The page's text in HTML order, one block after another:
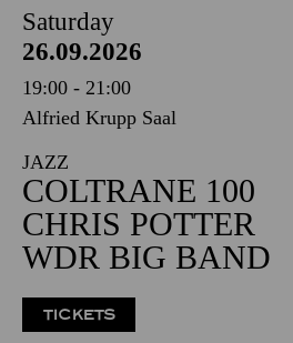
Saturday
26.09.2026
19:00 - 21:00
Alfried Krupp Saal
JAZZ
COLTRANE 100
CHRIS POTTER
WDR BIG BAND
TICKETS